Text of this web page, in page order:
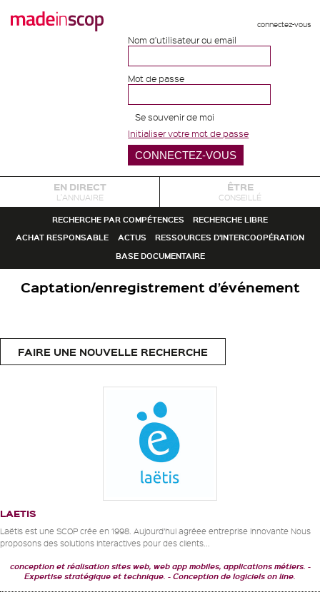
connectez-vous
Nom d'utilisateur ou email
Mot de passe
Se souvenir de moi
Initialiser votre mot de passe
EN DIRECT
L'ANNUAIRE
ÊTRE
CONSEILLÉ
RECHERCHE PAR COMPÉTENCES
RECHERCHE LIBRE
ACHAT RESPONSABLE
ACTUS
RESSOURCES D'INTERCOOPÉRATION
BASE DOCUMENTAIRE
Captation/enregistrement d’événement
FAIRE UNE NOUVELLE RECHERCHE
LAETIS
Laëtis est une SCOP crée en 1998. Aujourd’hui agréee entreprise innovante Nous
proposons des solutions interactives pour des clients...
conception et réalisation sites web, web app mobiles, applications métiers.
Expertise stratégique et technique.
Conception de logiciels on line.